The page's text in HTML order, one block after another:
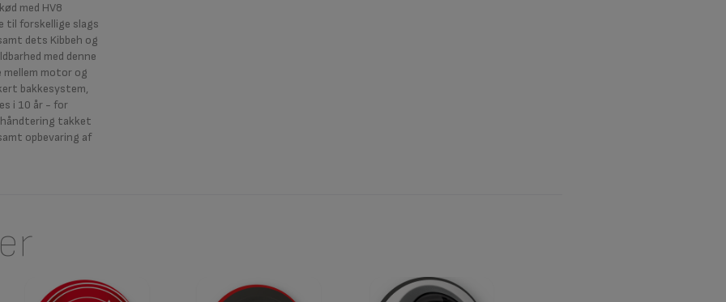
med HV8
til forskellige slags
dets Kibbeh og
med denne
motor og
bakkesystem,
i 10 år - for
håndtering takket
opbevaring af